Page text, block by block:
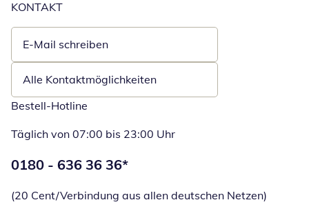
KONTAKT
E-Mail schreiben
Öffnet E-Mail-Client
Alle Kontaktmöglichkeiten
Bestell-Hotline
Täglich von 07:00 bis 23:00 Uhr
Telefonnummer:
0180 - 636 36 36*
(20 Cent/Verbindung aus allen deutschen Netzen)